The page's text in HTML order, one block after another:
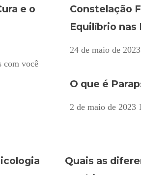
e o
com você
Constelação
Equilíbrio nas
24 de maio de 2023
O que é
2 de maio de 2023
Quais as